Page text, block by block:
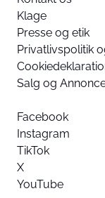
Klage
Presse og etik
Privatlivspolitik
Salg og
Facebook
Instagram
TikTok
X
YouTube